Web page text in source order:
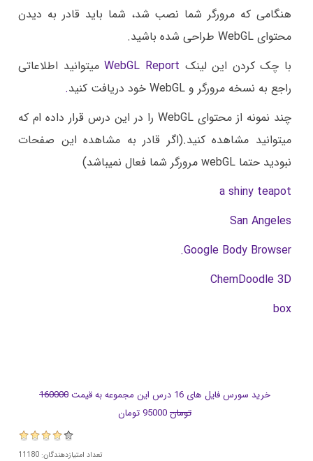
هنگامی که مرورگر شما نصب شد، شما باید قادر به دیدن
محتوای WebGL طراحی شده باشید.
با چک کردن این لینک WebGL Reportمیتوانید اطلاعاتی
راجع به نسخه مرورگر و WebGL خود دریافت کنید
.
چند نمونه از محتوای WebGL را در این درس قرار داده ام که
میتوانید مشاهده کنید.(اگر قادر به مشاهده این صفحات
نبودید حتما webGL مرورگر شما فعال نمیباشد)
a shiny teapot
San Angeles
Google Body Browser
.
ChemDoodle 3D
box
خرید سورس فایل های 16 درس این مجموعه به قیمت
160000
تومان
تعداد امتیازدهندگان: 11180